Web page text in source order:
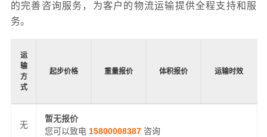
的完善咨询服务，为客户的物流运输提供全程支持和服
务。
运
输
方
式
起步价格 重量报价 体积报价 运输时效
无
暂无报价
您可以致电 15800008387 咨询